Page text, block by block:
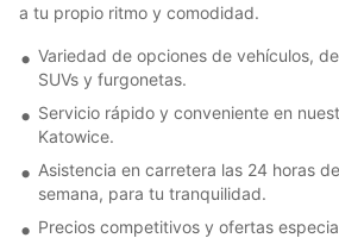
a tu propio ritmo y comodidad.
Variedad de opciones de vehículos,
SUVs y furgonetas.
Servicio rápido y conveniente en
Katowice.
Asistencia en carretera las 24 horas
semana, para tu tranquilidad.
Precios competitivos y ofertas